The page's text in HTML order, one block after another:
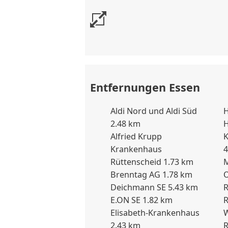
kostenfreies ...
Edeka, Aldi, Restaurants,
schnell erreichbar. Mit der U-
sind Sie in 5 Minuten am
Messe Essen, Grugapark,
liegen in unmittelbarer Nähe.
und A52 sowie an alle
Sonstiges
Besonders geeignet für
ambulanter Behandlungen,
Entfernungen Essen
Aldi Nord und Aldi Süd
2.48 km
Alfried Krupp
Krankenhaus
Rüttenscheid 1.73 km
Brenntag AG 1.78 km
Deichmann SE 5.43 km
E.ON SE 1.82 km
Elisabeth-Krankenhaus
2.43 km